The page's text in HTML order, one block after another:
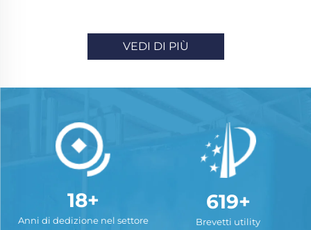
VEDI DI PIÙ
18+
Anni di dedizione nel settore
619+
Brevetti utility